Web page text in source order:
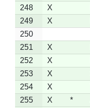
248
X
249
X
250
251
X
252
X
253
X
254
X
255
X *